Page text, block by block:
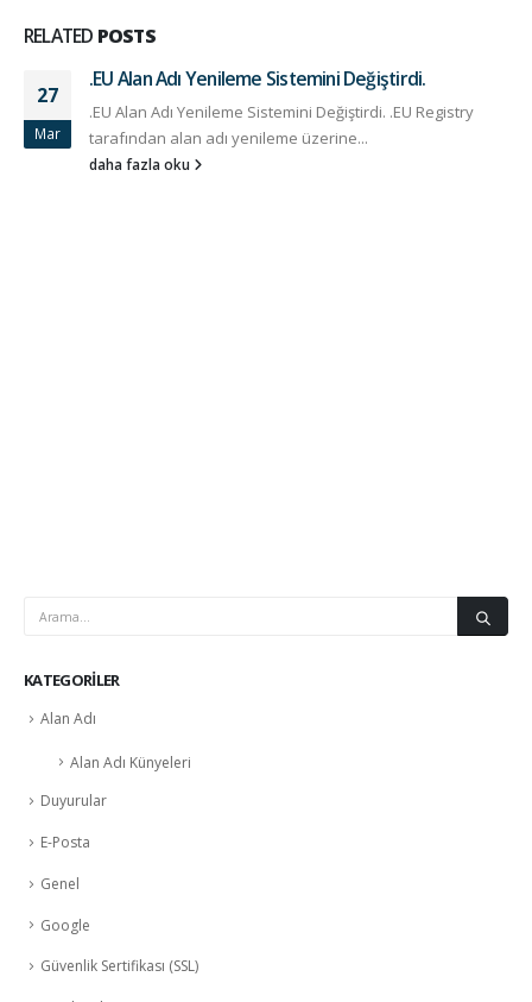
RELATED POSTS
27
Mar
.EU Alan Adı Yenileme Sistemini Değiştirdi.
.EU Alan Adı Yenileme Sistemini Değiştirdi. .EU Registry
tarafından alan adı yenileme üzerine...
daha fazla oku
KATEGORILER
Alan Adı
Alan Adı Künyeleri
Duyurular
E-Posta
Genel
Google
Güvenlik Sertifikası (SSL)